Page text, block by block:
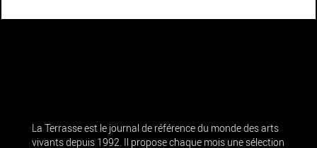
La Terrasse est le journal de référence du monde des arts
vivants depuis 1992. Il propose chaque mois une sélection